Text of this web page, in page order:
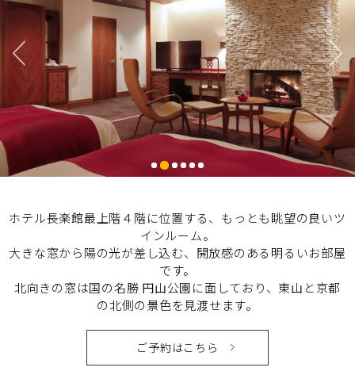
ホテル長楽館最上階４階に位置する、もっとも眺望の良いツ
インルーム。
大きな窓から陽の光が差し込む、開放感のある明るいお部屋
です。
北向きの窓は国の名勝 円山公園に面しており、東山と京都
の北側の景色を見渡せます。
ご予約はこちら